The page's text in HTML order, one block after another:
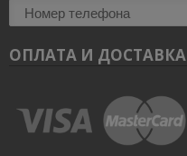
ОПЛАТА И ДОСТАВКА